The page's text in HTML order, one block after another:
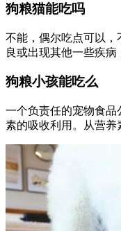
狗粮猫能吃吗
不能，偶尔吃点可以
良或出现其他一些疾病
狗粮小孩能吃么
一个负责任的宠物食
素的吸收利用。从营